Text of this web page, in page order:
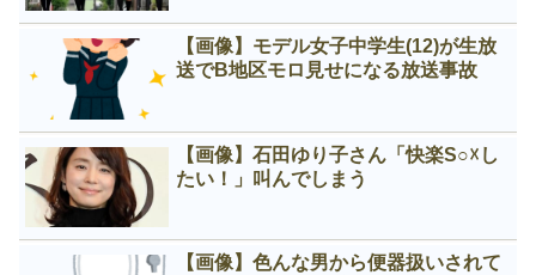
【画像】モデル女子中学生(12)が生放
送でB地区モロ見せになる放送事故
【画像】石田ゆり子さん「快楽S○☓し
たい！」叫んでしまう
【画像】色んな男から便器扱いされて